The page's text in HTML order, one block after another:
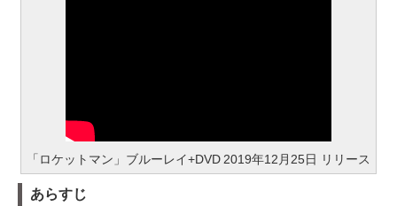
「ロケットマン」ブルーレイ+DVD 2019年12月25日 リリース
あらすじ